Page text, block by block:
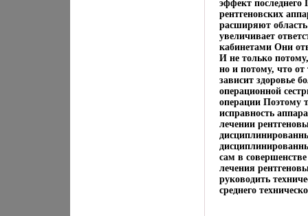
эффект последнего
рентгеновских
расширяют
увеличивает
кабинетами Они
И не только
но и потому, что
зависит здоровье
операционной
операции Поэтому
исправность
лечении
сам в
лечения
руководить
среднего